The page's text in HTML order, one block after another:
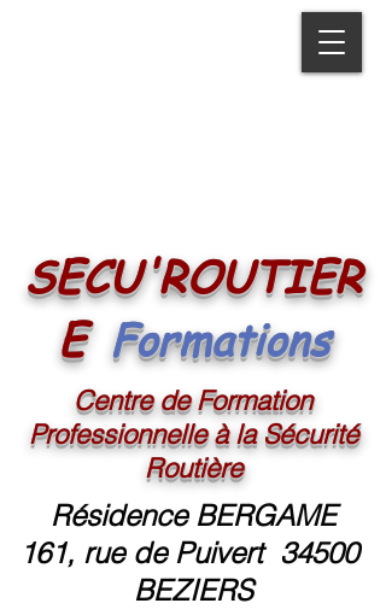
SECU'ROUTIER
E Formations
Centre de Formation
Professionnelle à la Sécurité
Routière
Résidence BERGAME
161, rue de Puivert 34500
BEZIERS